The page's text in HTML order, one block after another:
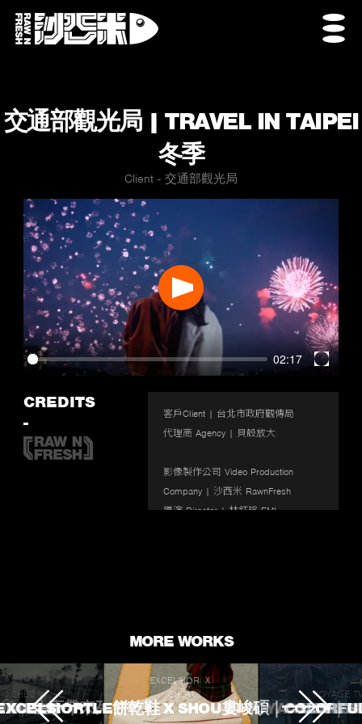
交通部觀光局 | TRAVEL IN TAIPEI
冬季
Client - 交通部觀光局
02:17
Play
CREDITS
-
客戶Client | 台北市政府觀傳局
代理商 Agency | 貝殼放大
影像製作公司 Video Production
Company | 沙西米 RawnFresh
導演 Director | 林鈺瑄 EML
剪接 Editor | 一盞 EthanYIJAN、林鈺
瑄 EML
調光 Colorist | 一盞 EthanYIJAN
MORE WORKS
J.SHEON
生不帶來死不帶走
EXCELSIOR Ｘ
SHOU
餅乾鞋 X SHOU婁峻碩｜
VOYAGE
VOYAGE TV｜